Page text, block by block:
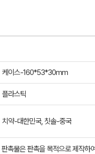
케이스-160*53*30mm
플라스틱
치약-대한민국, 칫솔-중국
판촉물은 판촉을 목적으로 제작하